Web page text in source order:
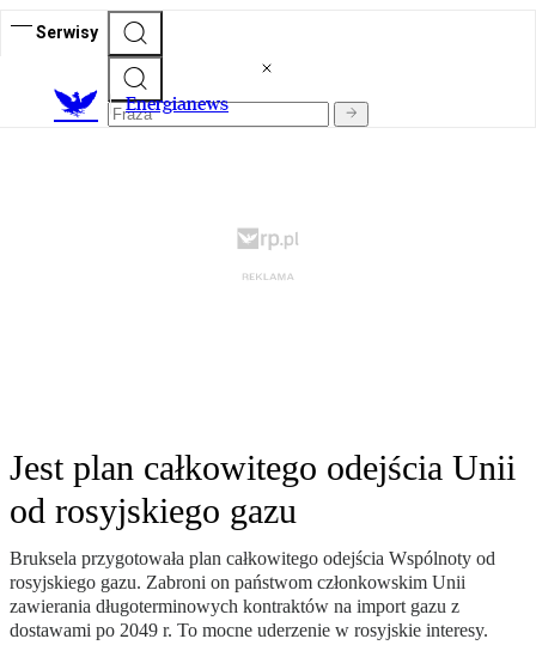
Serwisy
Energianews
Jest plan całkowitego odejścia Unii
od rosyjskiego gazu
Bruksela przygotowała plan całkowitego odejścia Wspólnoty od
rosyjskiego gazu. Zabroni on państwom członkowskim Unii
zawierania długoterminowych kontraktów na import gazu z
dostawami po 2049 r. To mocne uderzenie w rosyjskie interesy.